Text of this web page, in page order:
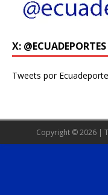
X: @ECUADEPORTES
Tweets por
Copyright © 2026 |